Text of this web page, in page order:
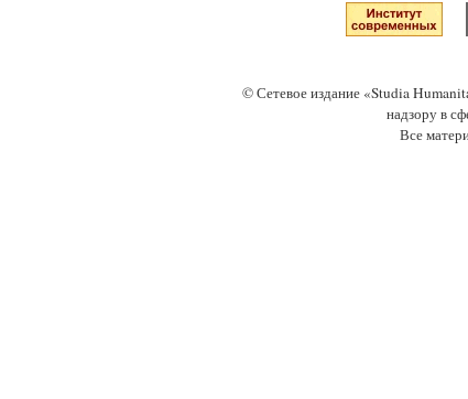
© Сетевое издание «Studia
надзору в
Все